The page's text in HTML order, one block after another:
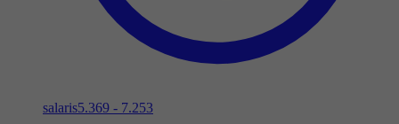
salaris5.369 - 7.253